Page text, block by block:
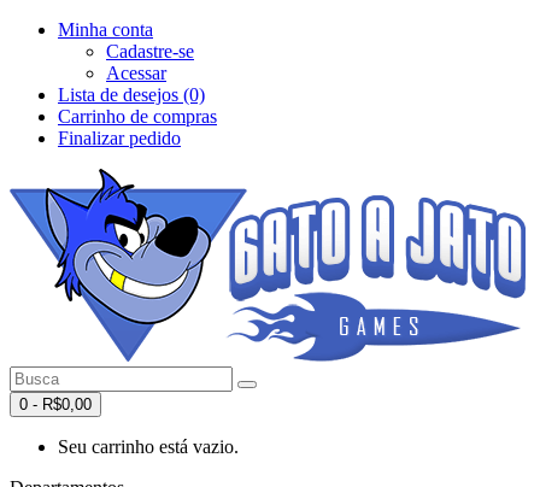
Minha conta
Cadastre-se
Acessar
Lista de desejos (0)
Carrinho de compras
Finalizar pedido
0 - R$0,00
Seu carrinho está vazio.